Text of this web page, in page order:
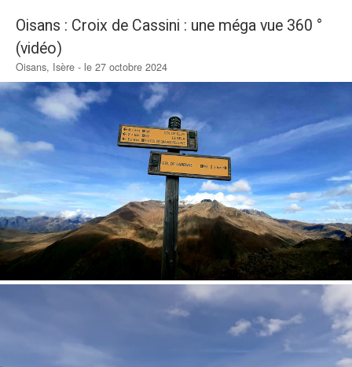
Oisans : Croix de Cassini : une méga vue 360 °
(vidéo)
Oisans, Isère - le 27 octobre 2024